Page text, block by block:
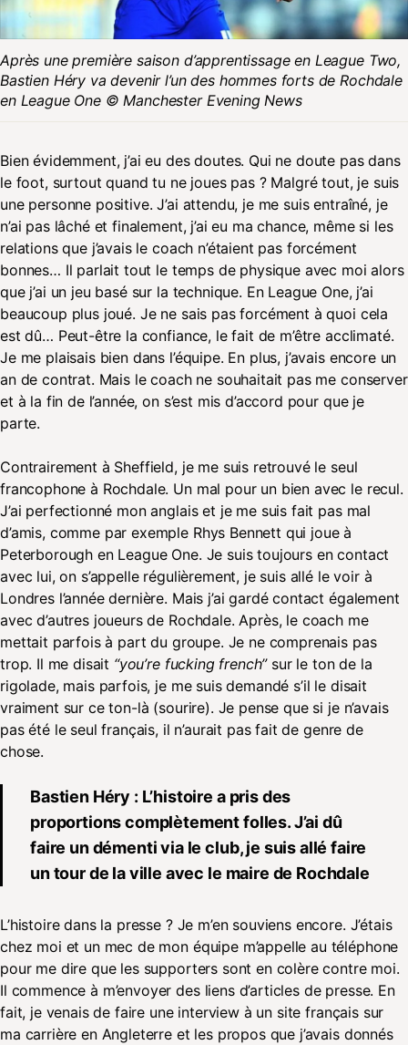
Après une première saison d’apprentissage en League Two,
Bastien Héry va devenir l’un des hommes forts de Rochdale
en League One © Manchester Evening News
Bien évidemment, j’ai eu des doutes. Qui ne doute pas dans
le foot, surtout quand tu ne joues pas ? Malgré tout, je suis
une personne positive. J’ai attendu, je me suis entraîné, je
n’ai pas lâché et finalement, j’ai eu ma chance, même si les
relations que j’avais le coach n’étaient pas forcément
bonnes… Il parlait tout le temps de physique avec moi alors
que j’ai un jeu basé sur la technique. En League One, j’ai
beaucoup plus joué. Je ne sais pas forcément à quoi cela
est dû… Peut-être la confiance, le fait de m’être acclimaté.
Je me plaisais bien dans l’équipe. En plus, j’avais encore un
an de contrat. Mais le coach ne souhaitait pas me conserver
et à la fin de l’année, on s’est mis d’accord pour que je
parte.
Contrairement à Sheffield, je me suis retrouvé le seul
francophone à Rochdale. Un mal pour un bien avec le recul.
J’ai perfectionné mon anglais et je me suis fait pas mal
d’amis, comme par exemple Rhys Bennett qui joue à
Peterborough en League One. Je suis toujours en contact
avec lui, on s’appelle régulièrement, je suis allé le voir à
Londres l’année dernière. Mais j’ai gardé contact également
avec d’autres joueurs de Rochdale. Après, le coach me
mettait parfois à part du groupe. Je ne comprenais pas
trop. Il me disait “you’re fucking french”sur le ton de la
rigolade, mais parfois, je me suis demandé s’il le disait
vraiment sur ce ton-là (sourire). Je pense que si je n’avais
pas été le seul français, il n’aurait pas fait de genre de
chose.
Bastien Héry : L’histoire a pris des
proportions complètement folles. J’ai dû
faire un démenti via le club, je suis allé faire
un tour de la ville avec le maire de Rochdale
L’histoire dans la presse ? Je m’en souviens encore. J’étais
chez moi et un mec de mon équipe m’appelle au téléphone
pour me dire que les supporters sont en colère contre moi.
Il commence à m’envoyer des liens d’articles de presse. En
fait, je venais de faire une interview à un site français sur
ma carrière en Angleterre et les propos que j’avais donnés